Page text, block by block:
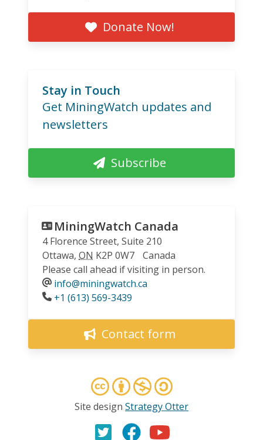
Donate Now!
Stay in Touch
Get MiningWatch updates and
newsletters
Subscribe
MiningWatch Canada
4 Florence Street, Suite 210
Ottawa, ON K2P 0W7
Canada
Please call ahead if visiting in person.
info@miningwatch.ca
Phone
+1 (613) 569-3439
Contact form
Site design Strategy Otter